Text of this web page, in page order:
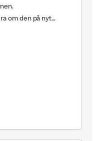
om den på nyt...